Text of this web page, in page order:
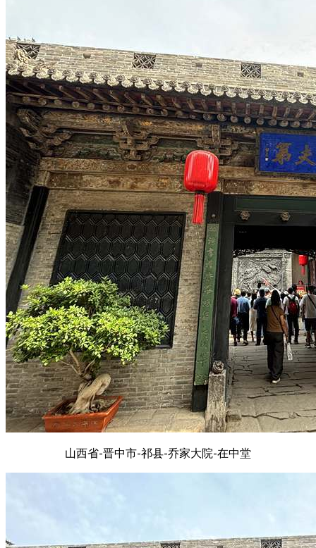
山西省-晋中市-祁县-乔家大院-在中堂